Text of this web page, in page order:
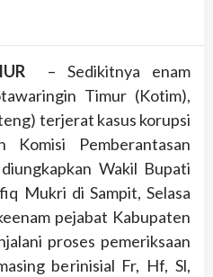
– Sedikitnya enam
Timur (Kotim),
terjerat kasus korupsi
Komisi Pemberantasan
Wakil Bupati
Mukri di Sampit, Selasa
pejabat Kabupaten
proses pemeriksaan
berinisial Fr, Hf, Sl,